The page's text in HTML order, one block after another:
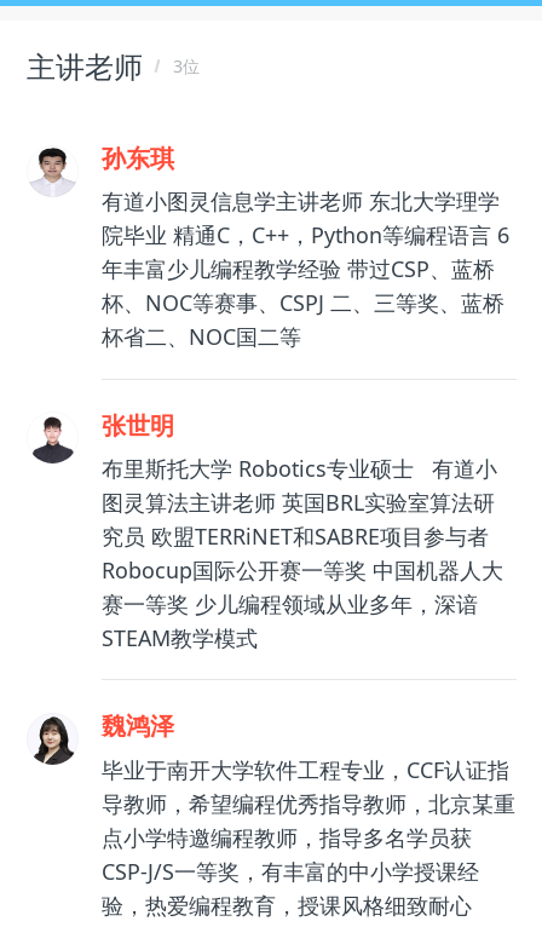
主讲老师 3位
孙东琪
有道小图灵信息学主讲老师 东北大学理学
院毕业 精通C，C++，Python等编程语言 6
年丰富少儿编程教学经验 带过CSP、蓝桥
杯、NOC等赛事、CSPJ 二、三等奖、蓝桥
杯省二、NOC国二等
张世明
布里斯托大学 Robotics专业硕士 有道小
图灵算法主讲老师 英国BRL实验室算法研
究员 欧盟TERRiNET和SABRE项目参与者
Robocup国际公开赛一等奖 中国机器人大
赛一等奖 少儿编程领域从业多年，深谙
STEAM教学模式
魏鸿泽
毕业于南开大学软件工程专业，CCF认证指
导教师，希望编程优秀指导教师，北京某重
点小学特邀编程教师，指导多名学员获
CSP-J/S一等奖，有丰富的中小学授课经
验，热爱编程教育，授课风格细致耐心